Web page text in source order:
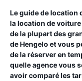
Le guide de location
la location de voiture
de la plupart des
deHengelo et vous
de la réserver en
quelle agence vous
avoir comparé les